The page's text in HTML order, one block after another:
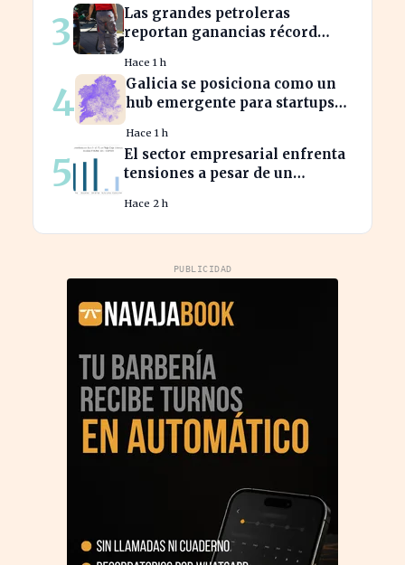
3
Las grandes petroleras
reportan ganancias récord
Irán
Hace 1 h
4
Galicia se posiciona como un
hub emergente para startups
Hace 1 h
5
El sector empresarial enfrenta
tensiones a pesar de un
semestre
Hace 2 h
PUBLICIDAD